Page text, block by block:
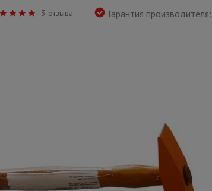
брезенты
для бетонных работ
3 отзыва Гарантия